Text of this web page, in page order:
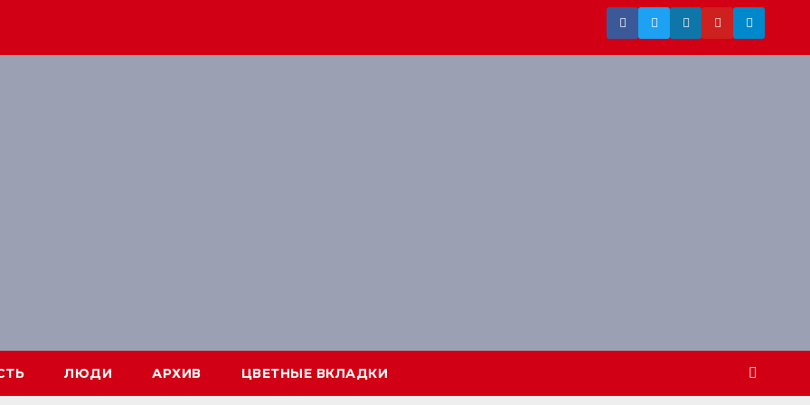
ЛЮДИ АРХИВ ЦВЕТНЫЕ ВКЛАДКИ